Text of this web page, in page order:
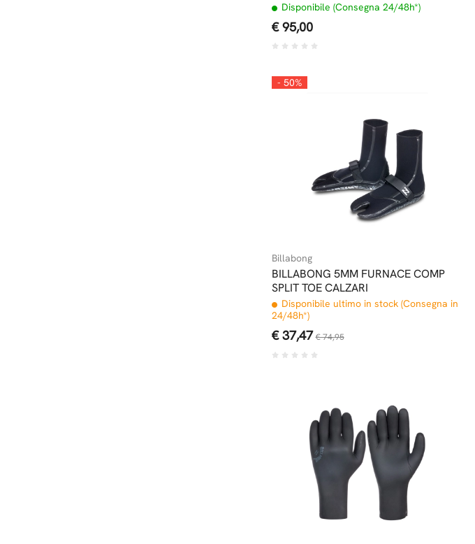
Disponibile (Consegna 24/48h*)
€ 95,00
- 50%
Billabong
BILLABONG 5MM FURNACE COMP
SPLIT TOE CALZARI
Disponibile ultimo in stock (Consegna in
24/48h*)
€ 37,47 € 74,95